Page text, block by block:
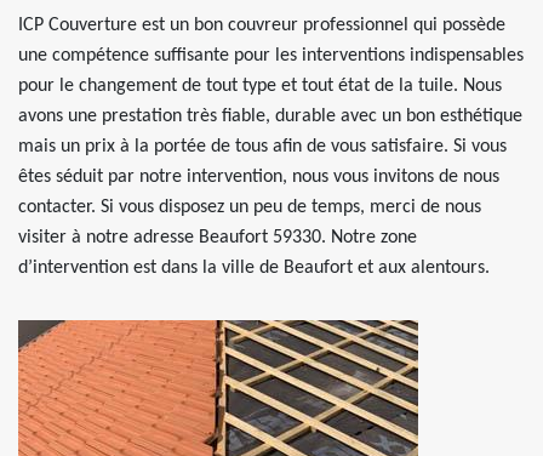
ICP Couverture est un bon couvreur professionnel qui possède
une compétence suffisante pour les interventions indispensables
pour le changement de tout type et tout état de la tuile. Nous
avons une prestation très fiable, durable avec un bon esthétique
mais un prix à la portée de tous afin de vous satisfaire. Si vous
êtes séduit par notre intervention, nous vous invitons de nous
contacter. Si vous disposez un peu de temps, merci de nous
visiter à notre adresse Beaufort 59330. Notre zone
d’intervention est dans la ville de Beaufort et aux alentours.